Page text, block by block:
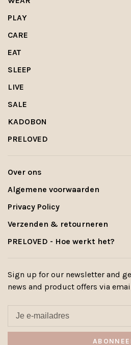
PLAY
CARE
EAT
SLEEP
LIVE
SALE
KADOBON
PRELOVED
Over ons
Algemene voorwaarden
Privacy Policy
Verzenden & retourneren
PRELOVED - Hoe werkt het?
Sign up for our newsletter and
news and product offers via